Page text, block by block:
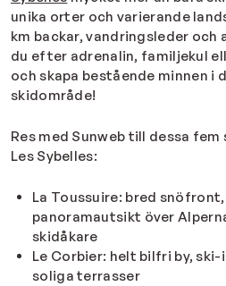
unika orter och varierande
km backar, vandringsleder
du efter adrenalin, familjekul
och skapa bestående minnen
skidområde!
Res med Sunweb till dessa
Les Sybelles:
La Toussuire: bred
panoramautsikt över
skidåkare
Le Corbier: helt bilfri by,
soliga terrasser